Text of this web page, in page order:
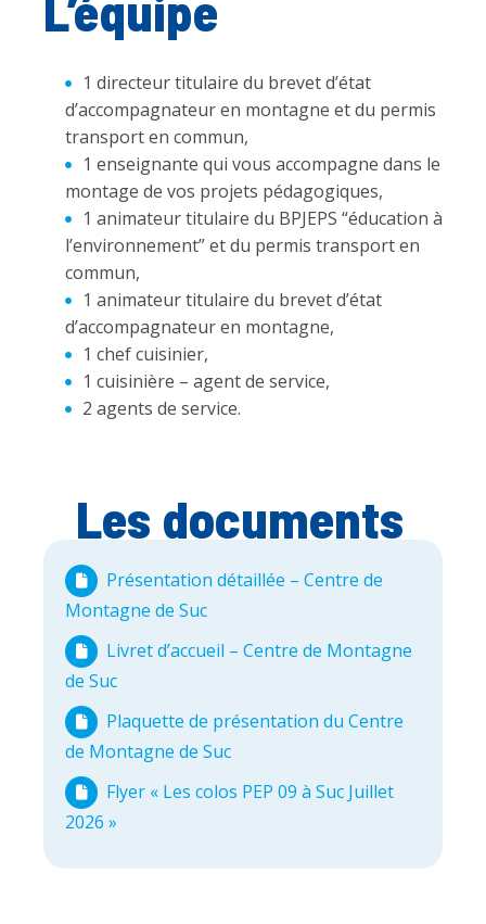
1 directeur titulaire du brevet d’état
d’accompagnateur en montagne et du permis
transport en commun,
1 enseignante qui vous accompagne dans le
montage de vos projets pédagogiques,
1 animateur titulaire du BPJEPS “éducation à
l’environnement” et du permis transport en
commun,
1 animateur titulaire du brevet d’état
d’accompagnateur en montagne,
1 chef cuisinier,
1 cuisinière – agent de service,
2 agents de service.
Les documents
Présentation détaillée – Centre de
Montagne de Suc
Livret d’accueil – Centre de Montagne
de Suc
Plaquette de présentation du Centre
de Montagne de Suc
Flyer « Les colos PEP 09 à Suc Juillet
2026 »